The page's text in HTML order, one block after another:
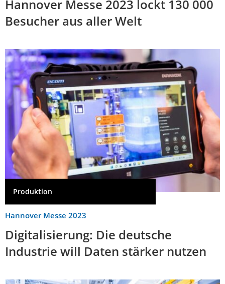
Hannover Messe 2023 lockt 130 000
Besucher aus aller Welt
Produktion
Hannover Messe 2023
Digitalisierung: Die deutsche
Industrie will Daten stärker nutzen